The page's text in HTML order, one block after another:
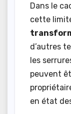
Dans le
cette
d’autres
les
peuvent
en état